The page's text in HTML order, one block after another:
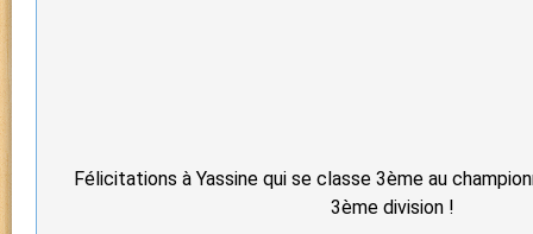
Félicitations à Yassine qui se classe 3ème au
3ème division !